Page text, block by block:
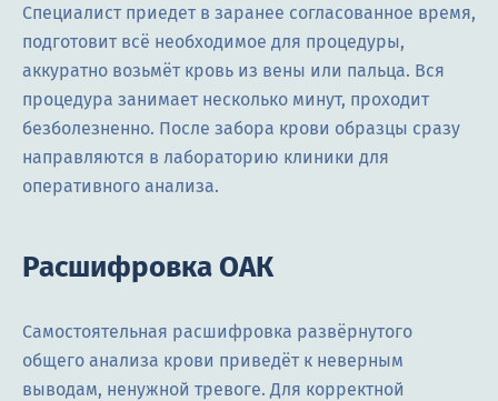
Специалист приедет в заранее согласованное время,
подготовит всё необходимое для процедуры,
аккуратно возьмёт кровь из вены или пальца. Вся
процедура занимает несколько минут, проходит
безболезненно. После забора крови образцы сразу
направляются в лабораторию клиники для
оперативного анализа.
Расшифровка ОАК
Самостоятельная расшифровка развёрнутого
общего анализа крови приведёт к неверным
выводам, ненужной тревоге. Для корректной